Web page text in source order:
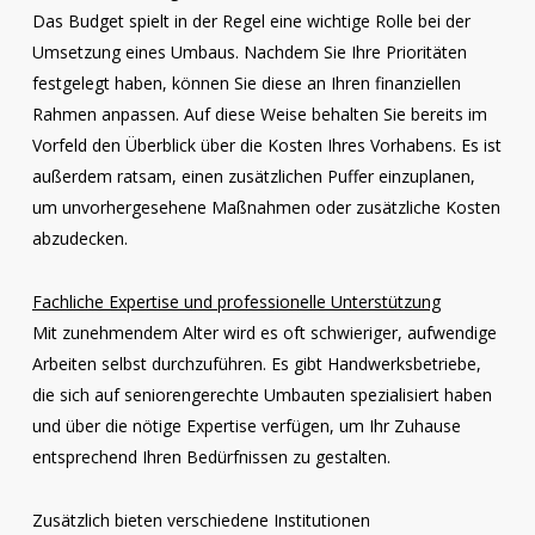
Das Budget spielt in der Regel eine wichtige Rolle bei der
Umsetzung eines Umbaus. Nachdem Sie Ihre Prioritäten
festgelegt haben, können Sie diese an Ihren finanziellen
Rahmen anpassen. Auf diese Weise behalten Sie bereits im
Vorfeld den Überblick über die Kosten Ihres Vorhabens. Es ist
außerdem ratsam, einen zusätzlichen Puffer einzuplanen,
um unvorhergesehene Maßnahmen oder zusätzliche Kosten
abzudecken.
Fachliche Expertise und professionelle Unterstützung
Mit zunehmendem Alter wird es oft schwieriger, aufwendige
Arbeiten selbst durchzuführen. Es gibt Handwerksbetriebe,
die sich auf seniorengerechte Umbauten spezialisiert haben
und über die nötige Expertise verfügen, um Ihr Zuhause
entsprechend Ihren Bedürfnissen zu gestalten.
Zusätzlich bieten verschiedene Institutionen